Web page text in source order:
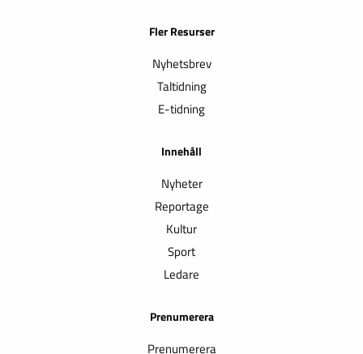
Fler Resurser
Nyhetsbrev
Taltidning
E-tidning
Innehåll
Nyheter
Reportage
Kultur
Sport
Ledare
Prenumerera
Prenumerera